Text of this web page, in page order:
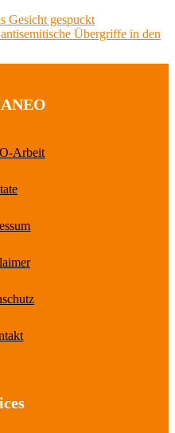
Gesicht gespuckt
Übergriffe in den
Arbeit